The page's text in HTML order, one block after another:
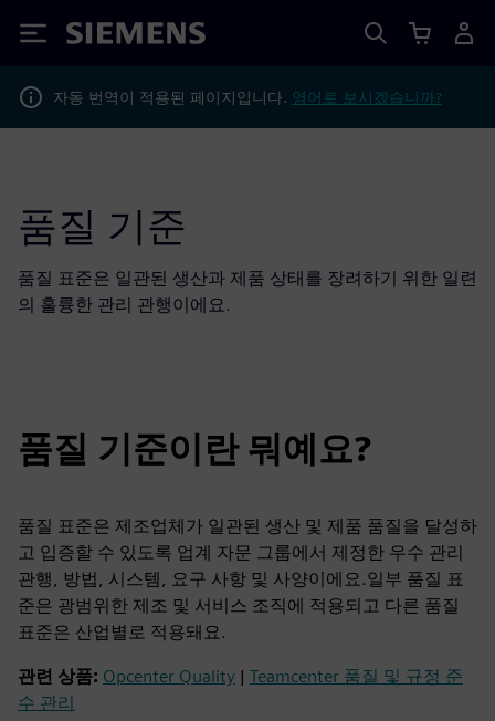
Siemens
자동 번역이 적용된 페이지입니다. 영어로 보시겠습니까?
품질 기준
품질 표준은 일관된 생산과 제품 상태를 장려하기 위한 일련
의 훌륭한 관리 관행이에요.
품질 기준이란 뭐예요?
품질 표준은 제조업체가 일관된 생산 및 제품 품질을 달성하
고 입증할 수 있도록 업계 자문 그룹에서 제정한 우수 관리
관행, 방법, 시스템, 요구 사항 및 사양이에요.일부 품질 표
준은 광범위한 제조 및 서비스 조직에 적용되고 다른 품질
표준은 산업별로 적용돼요.
관련 상품: Opcenter Quality | Teamcenter 품질 및 규정 준
수 관리